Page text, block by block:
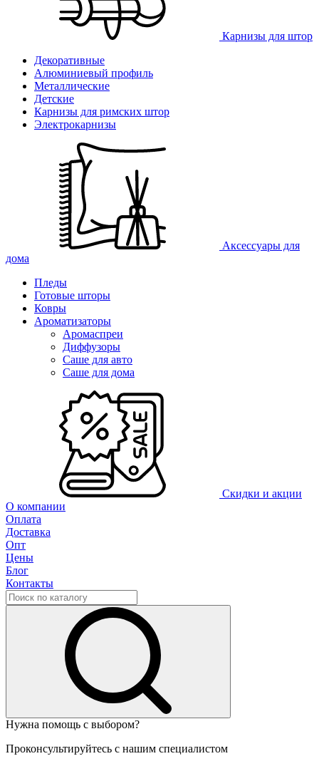
Карнизы для штор
Декоративные
Алюминиевый профиль
Металлические
Детские
Карнизы для римских штор
Электрокарнизы
Аксессуары для
дома
Пледы
Готовые шторы
Ковры
Ароматизаторы
Аромаспреи
Диффузоры
Саше для авто
Саше для дома
Скидки и акции
О компании
Оплата
Доставка
Опт
Цены
Блог
Контакты
Нужна помощь с выбором?
Проконсультируйтесь с нашим специалистом